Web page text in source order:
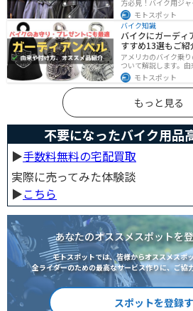
方必見！バイク用ジ
い、バイク専用に作
さ・機能性・デザイ
す。この記事では、
者が知っておくべき
モトスポット
バイク知識
バイクにガーディ
すすめ13選もご紹
アメリカのバイク乗
ついて解説します。
いいオススメのガー
のお守りとしてだけ
ので、気になっている
モトスポット
もっと見る
不要になったバイク用品
▶︎手数料無料の宅配買取
実際に売ってみた体験談
▶︎こちら
あなたのオススメスポットを
モトスポットでは、皆様からオススメスポ
全ライダーのための最高なサービス作りに、ご協
スポットを登録